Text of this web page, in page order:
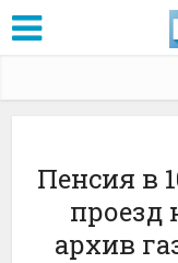
Пенсия в
проезд
архив